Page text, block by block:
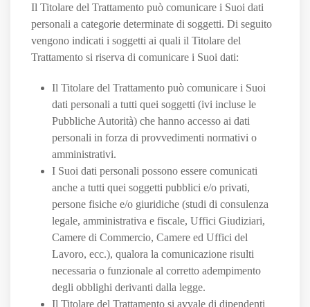
Il Titolare del Trattamento può comunicare i Suoi dati
personali a categorie determinate di soggetti. Di seguito
vengono indicati i soggetti ai quali il Titolare del
Trattamento si riserva di comunicare i Suoi dati:
Il Titolare del Trattamento può comunicare i Suoi
dati personali a tutti quei soggetti (ivi incluse le
Pubbliche Autorità) che hanno accesso ai dati
personali in forza di provvedimenti normativi o
amministrativi.
I Suoi dati personali possono essere comunicati
anche a tutti quei soggetti pubblici e/o privati,
persone fisiche e/o giuridiche (studi di consulenza
legale, amministrativa e fiscale, Uffici Giudiziari,
Camere di Commercio, Camere ed Uffici del
Lavoro, ecc.), qualora la comunicazione risulti
necessaria o funzionale al corretto adempimento
degli obblighi derivanti dalla legge.
Il Titolare del Trattamento si avvale di dipendenti